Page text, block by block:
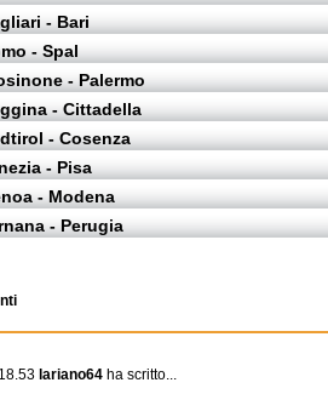
- Bari
- Spal
- Palermo
- Cittadella
- Cosenza
- Pisa
- Modena
- Perugia
lariano64 ha scritto...